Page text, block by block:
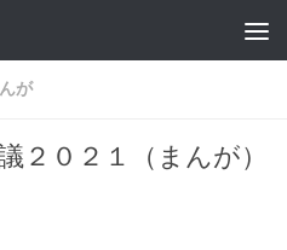
が
２０２１（まんが）